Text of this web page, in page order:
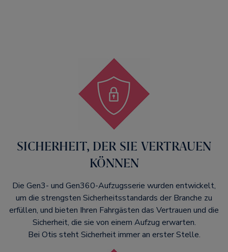
SICHERHEIT, DER SIE VERTRAUEN
KÖNNEN​
Die Gen3- und Gen360-Aufzugsserie wurden entwickelt,
um die strengsten Sicherheitsstandards der Branche zu
erfüllen, und bieten Ihren Fahrgästen das Vertrauen und die
Sicherheit, die sie von einem Aufzug erwarten.
Bei Otis steht Sicherheit immer an erster Stelle.